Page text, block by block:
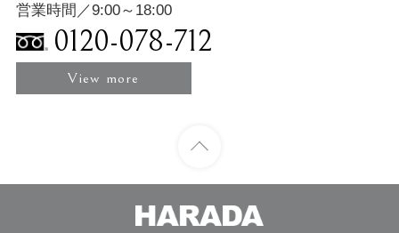
営業時間／9:00～18:00
0120-078-712
View more